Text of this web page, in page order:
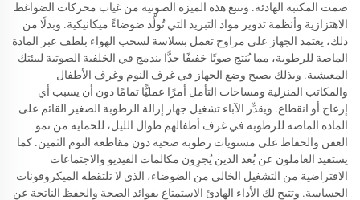
صمت المكتبة الهادئة. وتنبع هذه الميزة الصوتية من غياب محركات الضواغط
الاهتزازية وأنظمة تدوير مواد التبريد التي تُولِّد ضوضاءً ميكانيكية. وبدلًا من
ذلك، يعتمد الجهاز على مراوح تعمل بسلاسة لسحب الهواء بلطف عبر المادة
الماصة للرطوبة، مما يُنتج صوتًا خفيفًا جدًّا يندمج في الخلفية الصوتية لبيئتك
المعيشية. وبذلك يصبح وضع الجهاز في غرف النوم وغرف الأطفال
والمكاتب المنزلية ومساحات التأمل أمرًا عمليًّا تمامًا دون أن يسبب أي
إزعاج أو انقطاع. ويقدِّر الآباء تشغيل جهاز إزالة الرطوبة الصغير القائم على
المادة الماصة للرطوبة في غرف أطفالهم طوال الليل، للحماية من نمو
العفن والحفاظ على مستويات رطوبة صحية دون مقاطعة النوم الثمين. كما
يستفيد العاملون عن بُعد الذين يُجرِون مكالمات الفيديو والاجتماعات
الافتراضية من التشغيل الخالي من الضوضاء، الذي لا تلتقطه الميكروفونات
الحساسة. وتتيح لك الأداء الهادئ الاستمتاع بفوائد الصحة والحفظ الناتجة عن